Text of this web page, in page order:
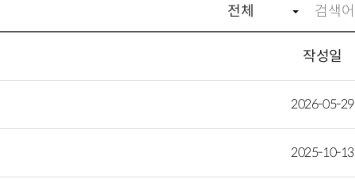
작성일
2026-05-29
2025-10-13